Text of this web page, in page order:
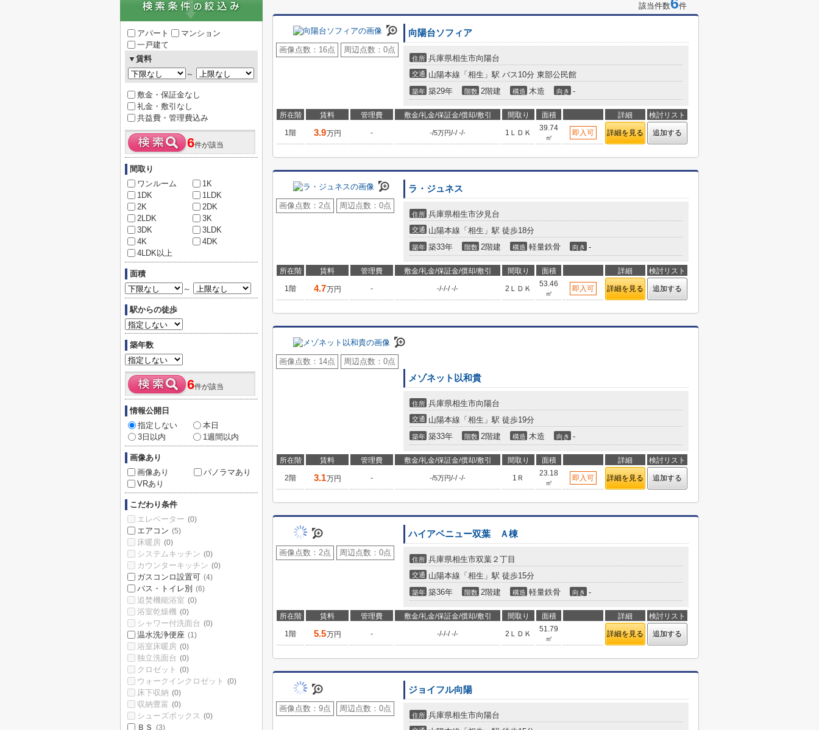
該当件数 件
画像点数： 16点 周辺点数： 0点
向陽台ソフィア
住所 兵庫県相生市向陽台
交通 山陽本線「相生」駅 バス10分 東部公民館
築年 築29年 階数 2階建 構造 木造 向き -
所在階 賃料 管理費 敷金/礼金/保証金/償却/敷引 間取り 面積 詳細 検討リスト
1階 3.9万円 - -/5万円/-/-/- 1ＬＤＫ
39.74
㎡
即入可 詳細を見る 追加する
画像点数： 2点 周辺点数： 0点
ラ・ジュネス
住所 兵庫県相生市汐見台
交通 山陽本線「相生」駅 徒歩18分
築年 築33年 階数 2階建 構造 軽量鉄骨 向き -
所在階 賃料 管理費 敷金/礼金/保証金/償却/敷引 間取り 面積 詳細 検討リスト
1階 4.7万円 - -/-/-/-/- 2ＬＤＫ
53.46
㎡
即入可 詳細を見る 追加する
画像点数： 14点 周辺点数： 0点
メゾネット以和貴
住所 兵庫県相生市向陽台
交通 山陽本線「相生」駅 徒歩19分
築年 築33年 階数 2階建 構造 木造 向き -
所在階 賃料 管理費 敷金/礼金/保証金/償却/敷引 間取り 面積 詳細 検討リスト
2階 3.1万円 - -/5万円/-/-/- 1Ｒ
23.18
㎡
即入可 詳細を見る 追加する
画像点数： 2点 周辺点数： 0点
ハイアベニュー双葉 Ａ棟
住所 兵庫県相生市双葉２丁目
交通 山陽本線「相生」駅 徒歩15分
築年 築36年 階数 2階建 構造 軽量鉄骨 向き -
所在階 賃料 管理費 敷金/礼金/保証金/償却/敷引 間取り 面積 詳細 検討リスト
1階 5.5万円 - -/-/-/-/- 2ＬＤＫ
51.79
㎡
詳細を見る 追加する
画像点数： 9点 周辺点数： 0点
ジョイフル向陽
住所 兵庫県相生市向陽台
アパート
マンション
一戸建て
▼賃料
～
敷金・保証金なし
礼金・敷引なし
共益費・管理費込み
6件が該当
間取り
ワンルーム
1K
1DK
1LDK
2K
2DK
2LDK
3K
3DK
3LDK
4K
4DK
4LDK以上
面積
～
駅からの徒歩
築年数
6件が該当
情報公開日
指定しない
本日
3日以内
1週間以内
画像あり
画像あり
パノラマあり
VRあり
こだわり条件
エレベーター (0)
エアコン (5)
床暖房 (0)
システムキッチン (0)
カウンターキッチン (0)
ガスコンロ設置可 (4)
バス・トイレ別 (6)
追焚機能浴室 (0)
浴室乾燥機 (0)
シャワー付洗面台 (0)
温水洗浄便座 (1)
浴室床暖房 (0)
独立洗面台 (0)
クロゼット (0)
ウォークインクロゼット (0)
床下収納 (0)
収納豊富 (0)
シューズボックス (0)
ＢＳ (3)